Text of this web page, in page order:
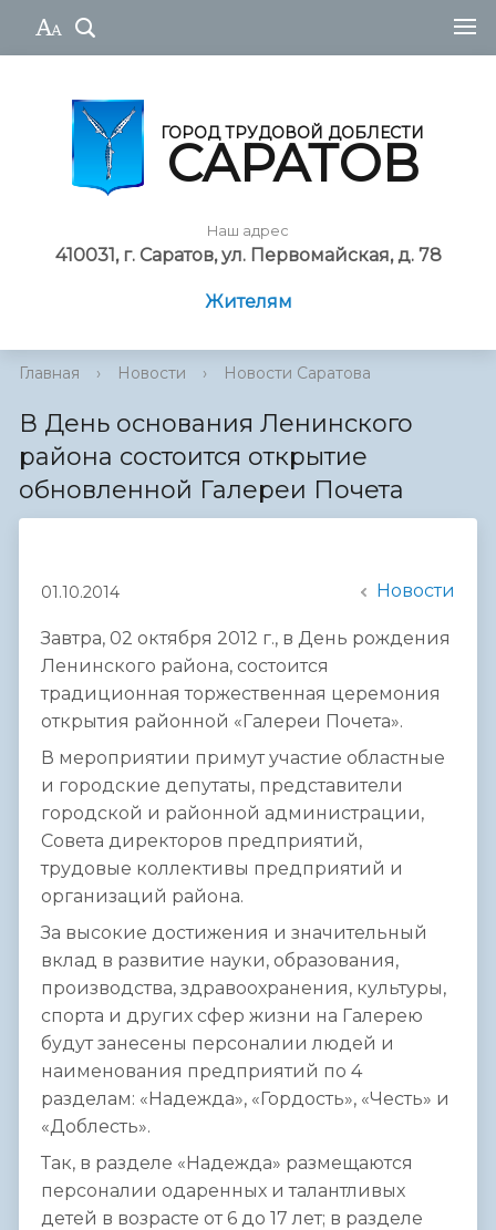
ГОРОД ТРУДОВОЙ ДОБЛЕСТИ
САРАТОВ
Наш адрес
410031, г. Саратов, ул. Первомайская, д. 78
Жителям
Главная › Новости › Новости Саратова
В День основания Ленинского
района состоится открытие
обновленной Галереи Почета
01.10.2014 Новости
Завтра, 02 октября 2012 г., в День рождения
Ленинского района, состоится
традиционная торжественная церемония
открытия районной «Галереи Почета».
В мероприятии примут участие областные
и городские депутаты, представители
городской и районной администрации,
Совета директоров предприятий,
трудовые коллективы предприятий и
организаций района.
За высокие достижения и значительный
вклад в развитие науки, образования,
производства, здравоохранения, культуры,
спорта и других сфер жизни на Галерею
будут занесены персоналии людей и
наименования предприятий по 4
разделам: «Надежда», «Гордость», «Честь» и
«Доблесть».
Так, в разделе «Надежда» размещаются
персоналии одаренных и талантливых
детей в возрасте от 6 до 17 лет; в разделе